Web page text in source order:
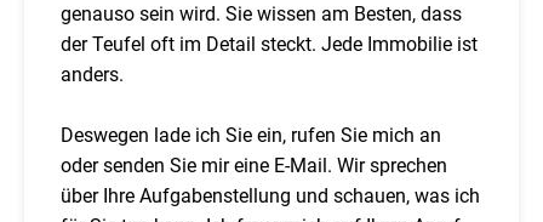
genauso sein wird. Sie wissen am Besten, dass
der Teufel oft im Detail steckt. Jede Immobilie ist
anders.
Deswegen lade ich Sie ein, rufen Sie mich an
oder senden Sie mir eine E-Mail. Wir sprechen
über Ihre Aufgabenstellung und schauen, was ich